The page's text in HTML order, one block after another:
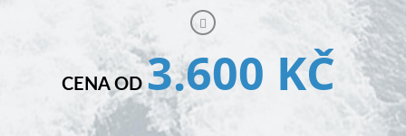
PRODEJ LODÍ
CENA OD3.600 KČ